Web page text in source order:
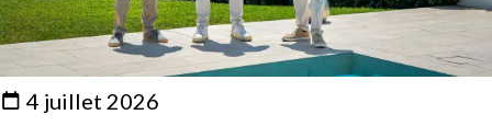
4 juillet 2026